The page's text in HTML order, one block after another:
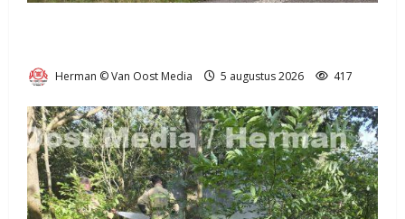
Herman © Van Oost Media 5 augustus 2026 417